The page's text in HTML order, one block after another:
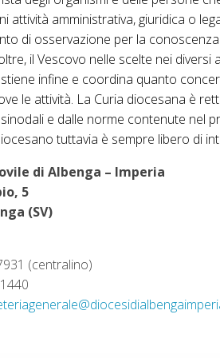
attività amministrativa, giuridica o
di osservazione per la
il Vescovo nelle scelte nei
infine e coordina quanto
le attività. La Curia diocesana è
e dalle norme contenute nel
tuttavia è sempre libero di
di Albenga – Imperia
5
(SV)
(centralino)